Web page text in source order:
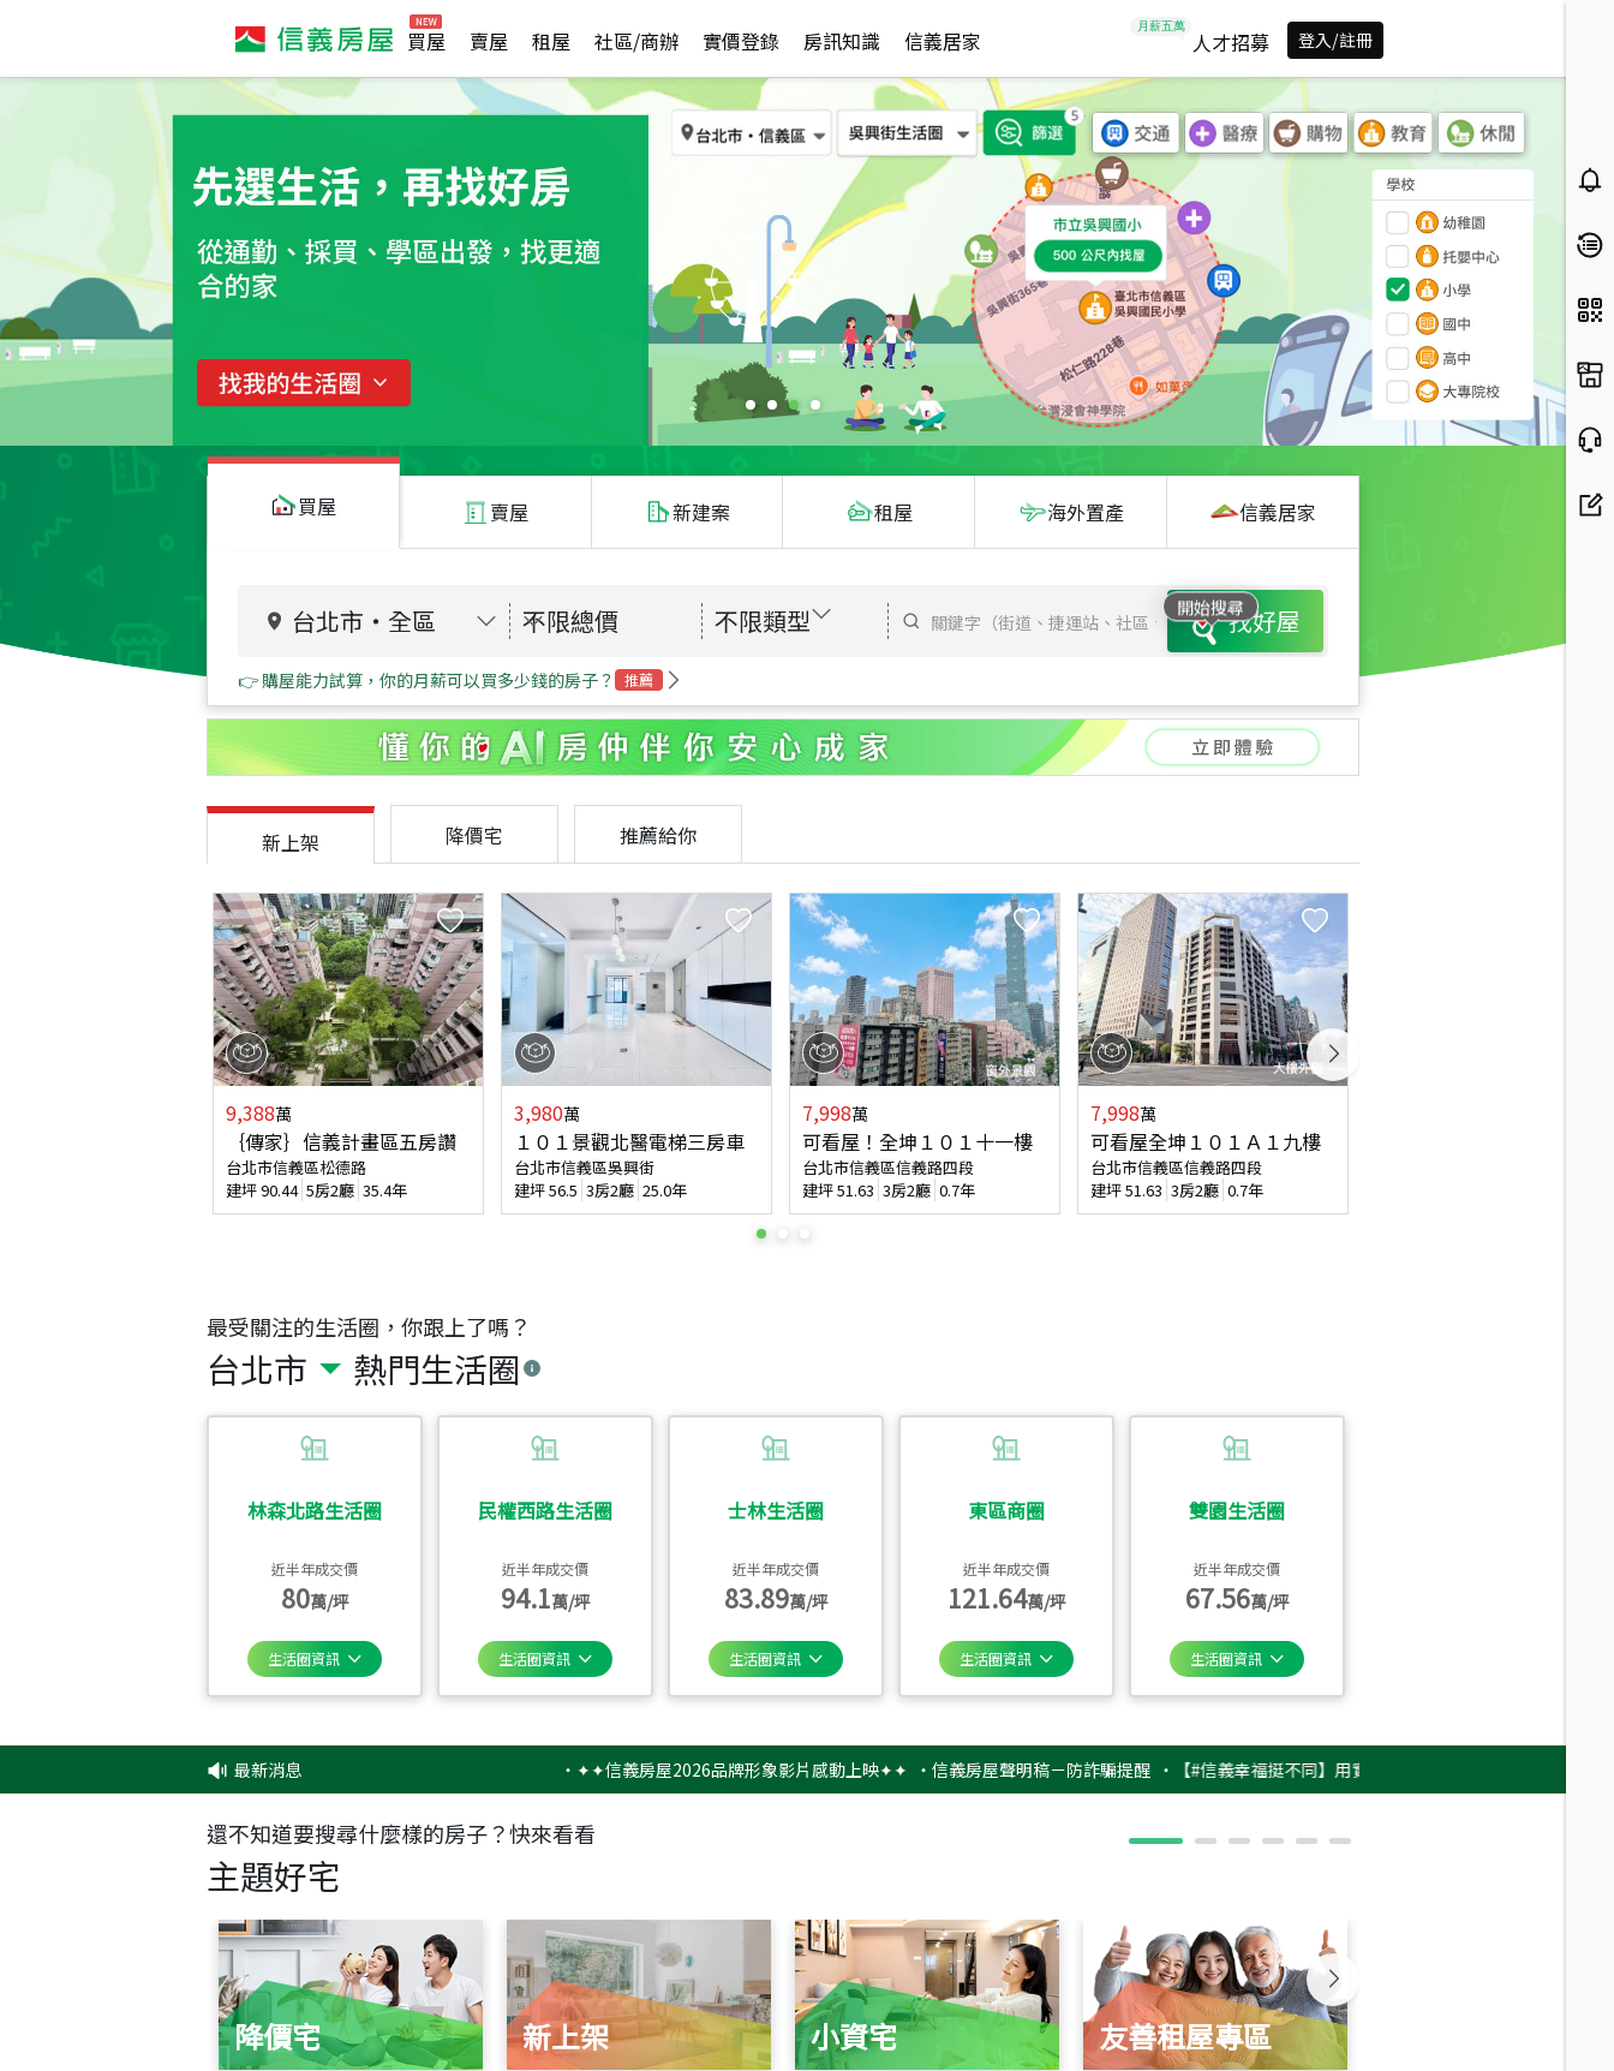
買屋 賣屋 租屋 社區/商辦 實價登錄 房訊知識 信義居家 人才招募 登入/註冊
買屋 賣屋 新建案 租屋 海外置產 信義居家
台北市 ・ 全區 不限總價 不限類型 開始搜尋找好屋
👉 購屋能力試算，你的月薪可以買多少錢的房子？ 推薦
最受關注的生活圈，你跟上了嗎？
台北市 熱門生活圈
林森北路生活圈
近半年成交價
80萬/坪
生活圈資訊
民權西路生活圈
近半年成交價
94.1萬/坪
生活圈資訊
士林生活圈
近半年成交價
83.89萬/坪
生活圈資訊
東區商圈
近半年成交價
121.64萬/坪
生活圈資訊
雙園生活圈
近半年成交價
67.56萬/坪
生活圈資訊
新上架 降價宅 推薦給你
9,388萬
｛傳家｝信義計畫區五房讚
台北市信義區松德路
建坪90.44 5房2廳 35.4年
3,980萬
１０１景觀北醫電梯三房車
台北市信義區吳興街
建坪56.5 3房2廳 25.0年
7,998萬
可看屋！全坤１０１十一樓
台北市信義區信義路四段
建坪51.63 3房2廳 0.7年
7,998萬
可看屋全坤１０１Ａ１九樓
台北市信義區信義路四段
建坪51.63 3房2廳 0.7年
最新消息 ✦✦信義房屋2026品牌形象影片感動上映✦✦ ‧信義房屋聲明稿－防詐騙提醒 ‧【#信義幸福挺不同】用實力，讓升職免抽號碼牌！最新雇主品牌
還不知道要搜尋什麼樣的房子？快來看看
主題好宅
降價宅 新上架 小資宅 友善租屋專區